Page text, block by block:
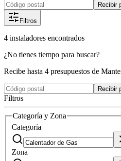
Recibir
Filtros
4 instaladores encontrados
¿No tienes tiempo para buscar?
Recibe hasta 4 presupuestos de
Recibir
Filtros
Categoría y Zona
Categoría
Zona